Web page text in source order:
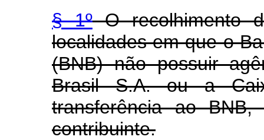
§ 1ºO recolhimento
localidades em que o
(BNB) não possuir
Brasil S.A. ou a
transferência ao
contribuinte.